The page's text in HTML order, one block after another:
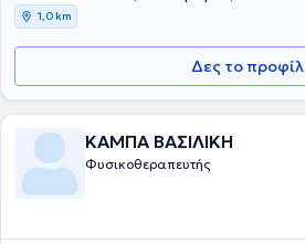
1,0 km
Δες το προφίλ
ΚΑΜΠΑ ΒΑΣΙΛΙΚΗ
Φυσικοθεραπευτής